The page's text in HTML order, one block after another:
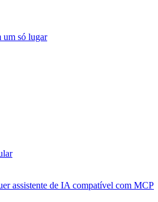
um só lugar
assistente de IA compatível com MCP